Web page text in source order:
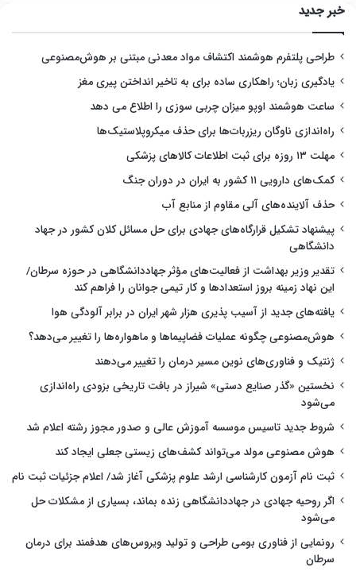
خبر جدید
طراحی پلتفرم هوشمند اکتشاف مواد معدنی مبتنی بر هوش‌مصنوعی
یادگیری زبان؛ راهکاری ساده برای به تاخیر انداختن پیری مغز
ساعت هوشمند اوپو میزان چربی سوزی را اطلاع می دهد
راه‌اندازی ناوگان ریزربات‌ها برای حذف میکروپلاستیک‌ها
مهلت ۱۳ روزه برای ثبت اطلاعات کالاهای پزشکی
کمک‌های دارویی ۱۱ کشور به ایران در دوران جنگ
حذف آلاینده‌های آلی مقاوم از منابع آب
پیشنهاد تشکیل قرارگاه‌های جهادی برای حل مسائل کلان کشور در جهاد
دانشگاهی
تقدیر وزیر بهداشت از فعالیت‌های مؤثر جهاددانشگاهی در حوزه سرطان/
این نهاد زمینه بروز استعدادها و کار تیمی جوانان را فراهم کند
یافته‌های جدید از آسیب پذیری هزار شهر ایران در برابر آلودگی هوا
هوش‌مصنوعی چگونه عملیات فضاپیماها و ماهواره‌ها را تغییر می‌دهد؟
ژنتیک و فناوری‌های نوین مسیر درمان را تغییر می‌دهند
نخستین «گذر صنایع دستی» شیراز در بافت تاریخی بزودی راه‌اندازی
می‌شود
شروط جدید تاسیس موسسه آموزش عالی و صدور مجوز رشته اعلام شد
هوش مصنوعی مولد می‌تواند کشف‌های زیستی جعلی ایجاد کند
ثبت نام آزمون کارشناسی ارشد علوم پزشکی آغاز شد/ اعلام جزئیات ثبت نام
اگر روحیه جهادی در جهاددانشگاهی زنده بماند، بسیاری از مشکلات حل
می‌شود
رونمایی از فناوری بومی طراحی و تولید ویروس‌های هدفمند برای درمان
سرطان